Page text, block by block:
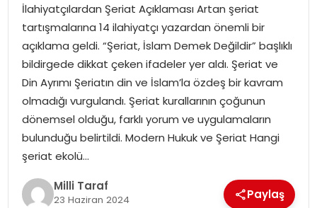
SPOR
SIYASET
MAGAZIN
İlahiyatçılardan Şeriat Açıklaması Artan şeriat
tartışmalarına 14 ilahiyatçı yazardan önemli bir
açıklama geldi. “Şeriat, İslam Demek Değildir” başlıklı
bildirgede dikkat çeken ifadeler yer aldı. Şeriat ve
Din Ayrımı Şeriatın din ve İslam’la özdeş bir kavram
olmadığı vurgulandı. Şeriat kurallarının çoğunun
dönemsel olduğu, farklı yorum ve uygulamaların
bulunduğu belirtildi. Modern Hukuk ve Şeriat Hangi
şeriat ekolü…
Milli Taraf
23 Haziran 2024 Paylaş